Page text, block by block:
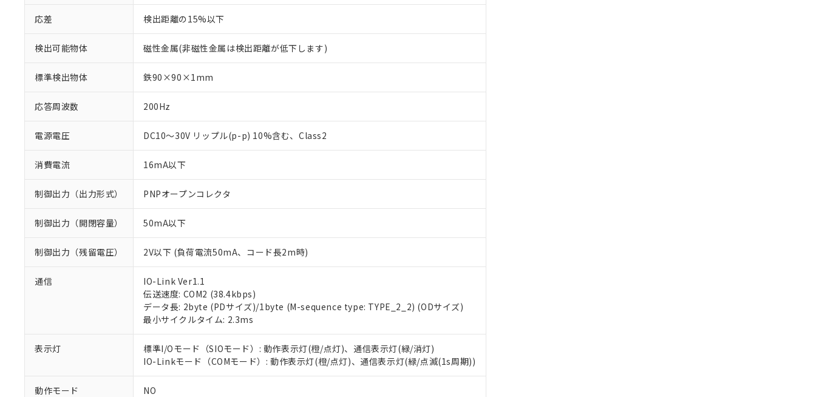
応差 検出距離の15%以下
検出可能物体 磁性金属(非磁性金属は検出距離が低下します)
標準検出物体 鉄90×90×1mm
応答周波数 200Hz
電源電圧 DC10～30V リップル(p-p) 10%含む、Class2
消費電流 16mA以下
制御出力（出力形式） PNPオープンコレクタ
制御出力（開閉容量） 50mA以下
制御出力（残留電圧） 2V以下 (負荷電流50mA、コード長2m時)
通信
IO-Link Ver1.1
伝送速度: COM2 (38.4kbps)
データ長: 2byte (PDサイズ)/1byte (M-sequence type: TYPE_2_2) (ODサイズ)
最小サイクルタイム: 2.3ms
表示灯
標準I/Oモード（SIOモード）: 動作表示灯(橙/点灯)、通信表示灯(緑/消灯)
IO-Linkモード（COMモード）: 動作表示灯(橙/点灯)、通信表示灯(緑/点滅(1s周期))
動作モード NO
ご利用条件
※1 対応状況
対応済み：EU RoHS指令（10物質）の非含有に対応した製品が提供可能な商品です。
対応予定：EU RoHS指令（10物質）の非含有に対応した製品に切り替える予定のある商品です。
非該当品：ライセンス料など無形物で、有害物質有無と関係のない商品です。
仕入先様の事情により、非含有部品としていたものが、含有品と判明した場合などやむを得ず変更すること
があります。
※1 中国RoHS○×表